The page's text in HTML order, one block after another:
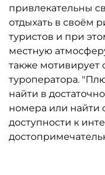
привлекательны
отдыхать в своём
туристов и при
местную
также мотивирует
туроператора.
найти в
номера или найти
доступности к